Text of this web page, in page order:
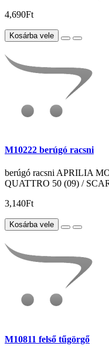
4,690Ft
Kosárba vele
M10222 berúgó racsni
berúgó racsni APRILIA
QUATTRO 50 (09) /
3,140Ft
Kosárba vele
M10811 felső tűgörgő